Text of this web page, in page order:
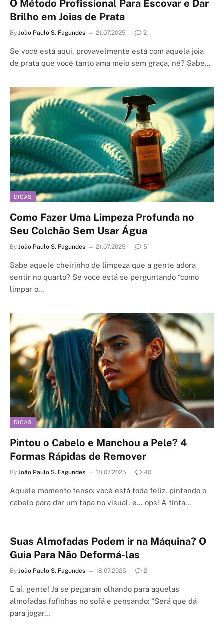
O Método Profissional Para Escovar e Dar
Brilho em Joias de Prata
By João Paulo S. Fagundes 21.07.2025 2
Se você está aqui, provavelmente está com aquela joia
de prata que você tanto ama meio sem graça, né? Sabe…
DICAS
Como Fazer Uma Limpeza Profunda no
Seu Colchão Sem Usar Água
By João Paulo S. Fagundes 21.07.2025 5
Sabe aquele cheirinho de limpeza que a gente adora
sentir no quarto? Se você está se perguntando “como
limpar o…
DICAS
Pintou o Cabelo e Manchou a Pele? 4
Formas Rápidas de Remover
By João Paulo S. Fagundes 18.07.2025 40
Aquele momento tenso: você está toda feliz, pintando o
cabelo para dar um tapa no visual, e… ops! A tinta…
Suas Almofadas Podem ir na Máquina? O
Guia Para Não Deformá-las
By João Paulo S. Fagundes 18.07.2025 2
E aí, gente! Já se pegaram olhando para aquelas
almofadas fofinhas no sofá e pensando: “Será que dá
para jogar…